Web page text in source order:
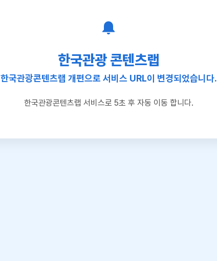
한국관광 콘텐츠랩
한국관광콘텐츠랩 개편으로 서비스 URL이 변경되었습니다.
한국관광콘텐츠랩 서비스로 5초 후 자동 이동 합니다.